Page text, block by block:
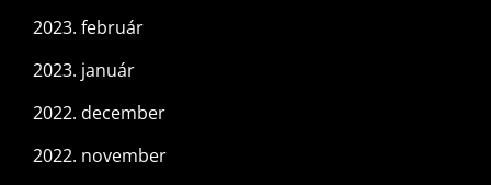
2023. február
2023. január
2022. december
2022. november